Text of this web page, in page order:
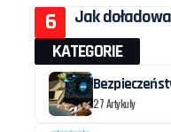
Jak
KATEGORIE
27 Artykuły